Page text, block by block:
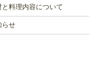
料理内容について
らせ